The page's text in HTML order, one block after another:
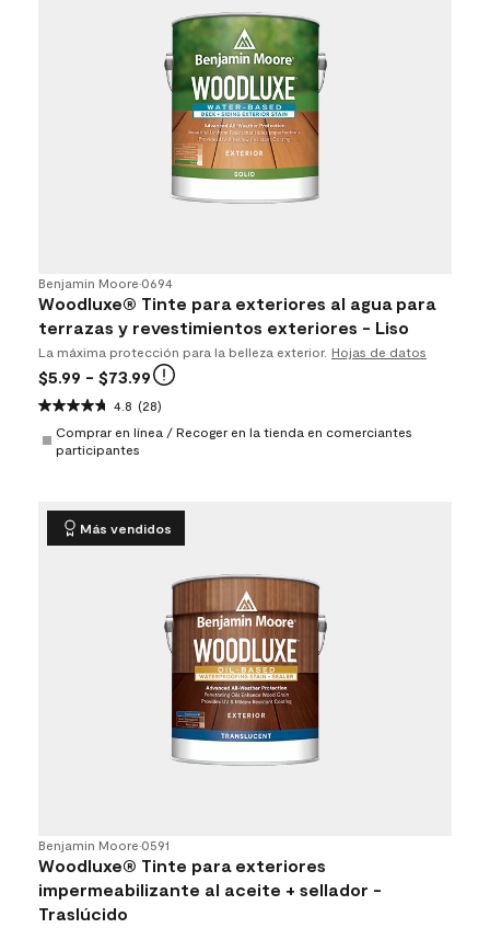
Benjamin Moore•0694
Woodluxe® Tinte para exteriores al agua para
terrazas y revestimientos exteriores - Liso
La máxima protección para la belleza exterior. Hojas de datos
$5.99 - $73.99
4.8 (28)
Comprar en línea / Recoger en la tienda en comerciantes
participantes
Más vendidos
Benjamin Moore•0591
Woodluxe® Tinte para exteriores
impermeabilizante al aceite + sellador -
Traslúcido​​​​​​​